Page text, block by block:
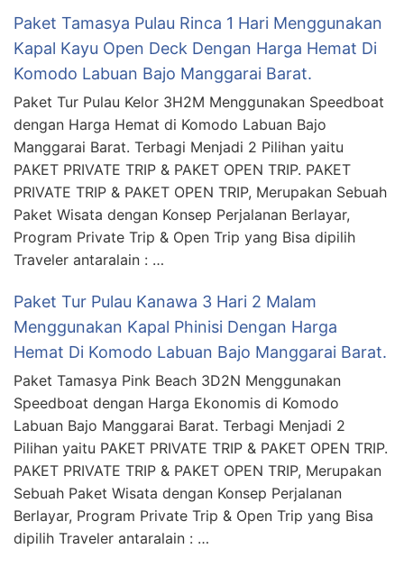
Paket Tamasya Pulau Rinca 1 Hari Menggunakan
Kapal Kayu Open Deck Dengan Harga Hemat Di
Komodo Labuan Bajo Manggarai Barat.
Paket Tur Pulau Kelor 3H2M Menggunakan Speedboat
dengan Harga Hemat di Komodo Labuan Bajo
Manggarai Barat. Terbagi Menjadi 2 Pilihan yaitu
PAKET PRIVATE TRIP & PAKET OPEN TRIP. PAKET
PRIVATE TRIP & PAKET OPEN TRIP, Merupakan Sebuah
Paket Wisata dengan Konsep Perjalanan Berlayar,
Program Private Trip & Open Trip yang Bisa dipilih
Traveler antaralain : …
Paket Tur Pulau Kanawa 3 Hari 2 Malam
Menggunakan Kapal Phinisi Dengan Harga
Hemat Di Komodo Labuan Bajo Manggarai Barat.
Paket Tamasya Pink Beach 3D2N Menggunakan
Speedboat dengan Harga Ekonomis di Komodo
Labuan Bajo Manggarai Barat. Terbagi Menjadi 2
Pilihan yaitu PAKET PRIVATE TRIP & PAKET OPEN TRIP.
PAKET PRIVATE TRIP & PAKET OPEN TRIP, Merupakan
Sebuah Paket Wisata dengan Konsep Perjalanan
Berlayar, Program Private Trip & Open Trip yang Bisa
dipilih Traveler antaralain : …